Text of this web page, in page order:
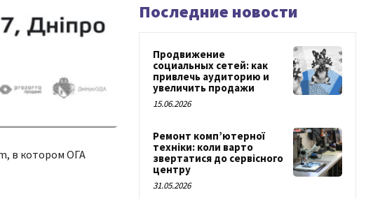
в котором ОГА
Последние новости
Продвижение
социальных сетей: как
привлечь аудиторию и
увеличить продажи
15.06.2026
Ремонт комп’ютерної
техніки: коли варто
звертатися до сервісного
центру
31.05.2026